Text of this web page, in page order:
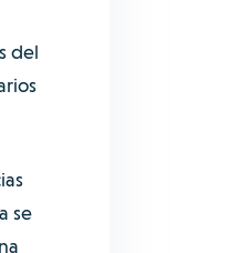
del
se